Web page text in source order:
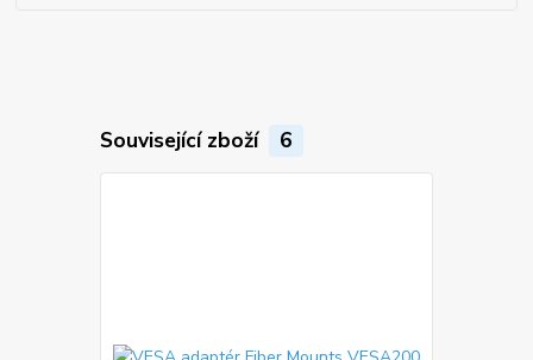
Související zboží 6